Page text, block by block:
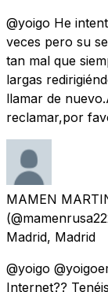
@yoigo He
veces pero su
tan mal que
largas
llamar de
reclamar,por
MAMEN
Madrid, Madrid
@yoigo
Internet??